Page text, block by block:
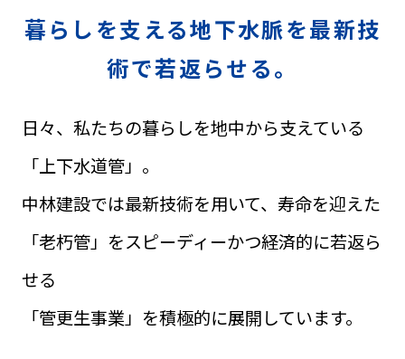
暮らしを支える地下水脈を最新技
術で若返らせる。
日々、私たちの暮らしを地中から支えている
「上下水道管」。
中林建設では最新技術を用いて、寿命を迎えた
「老朽管」をスピーディーかつ経済的に若返ら
せる
「管更生事業」を積極的に展開しています。